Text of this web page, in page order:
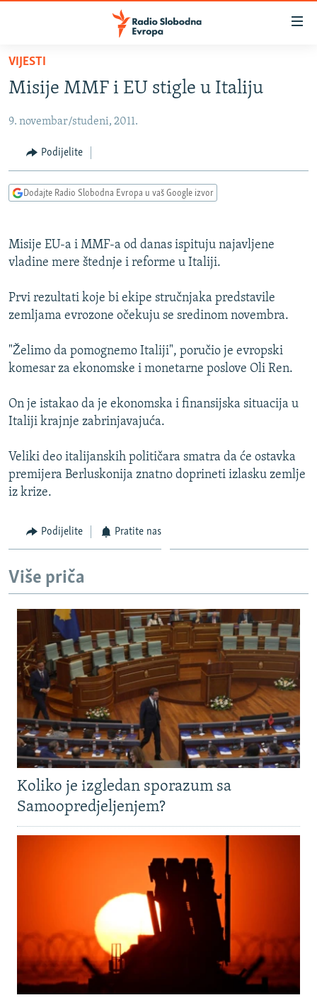
Pređite
glavni
Pređite
Pređite
BOSNA I HERCEGOVINA
SRBIJA
KOSOVO
VIZUELNO
FOTOGALERIJE
RAT U UKRAJINI
RSE PRIČE IZ SVIJETA
DNEVNO@RSE
VIŠE OD NASLOVA
GENOCID U SREBRENICI
POPLAVE I KLIZIŠTA U BIH 2024.
TV LIBERTY
MOJA EVROPA
SVE KARTE DEJTONA
NASTANAK I RASPAD JUGOSLAVIJE
PRATITE NAS
Sve RFE/RL stranice
VIJESTI
Misije MMF i EU stigle u Italiju
9. novembar/studeni, 2011.
Podijelite
Dodajte Radio Slobodna Evropa u vaš Google izvor
Misije EU-a i MMF-a od danas ispituju najavljene
vladine mere štednje i reforme u Italiji.
Prvi rezultati koje bi ekipe stručnjaka predstavile
zemljama evrozone očekuju se sredinom novembra.
"Želimo da pomognemo Italiji", poručio je evropski
komesar za ekonomske i monetarne poslove Oli Ren.
On je istakao da je ekonomska i finansijska situacija u
Italiji krajnje zabrinjavajuća.
Veliki deo italijanskih političara smatra da će ostavka
premijera Berluskonija znatno doprineti izlasku zemlje
iz krize.
Podijelite Pratite nas
Više priča
Koliko je izgledan sporazum sa
Samoopredjeljenjem?